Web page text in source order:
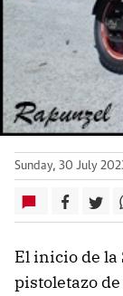
Sunday, 30 July
El inicio de la
pistoletazo